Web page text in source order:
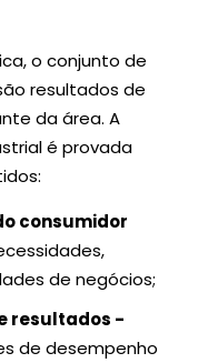
o conjunto de
resultados de
da área. A
é provada
consumidor
de negócios;
resultados -
de desempenho